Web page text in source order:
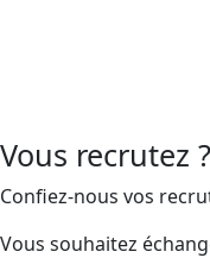
Vous recrutez ?
Confiez-nous vos
Vous souhaitez